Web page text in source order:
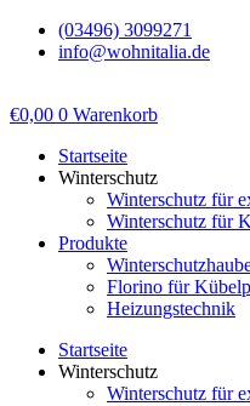
Zum
Inhalt
(03496) 3099271
info@wohnitalia.de
€0,00 0 Warenkorb
Startseite
Winterschutz
Winterschutz für
Winterschutz für
Produkte
Florino für
Heizungstechnik
Startseite
Winterschutz
Winterschutz für